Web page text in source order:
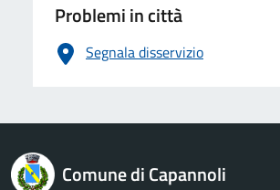
Problemi in città
Segnala disservizio
logo Unione Europea
Comune di Capannoli